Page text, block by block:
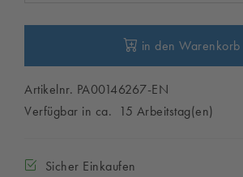
in den Warenkorb
Artikelnr. PA00146267-EN
Verfügbar in ca. 15 Arbeitstag(en)
Sicher Einkaufen